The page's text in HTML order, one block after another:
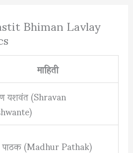
Bhiman Lavlay
माहिती
यशवंत (Shravan
(Madhur Pathak)